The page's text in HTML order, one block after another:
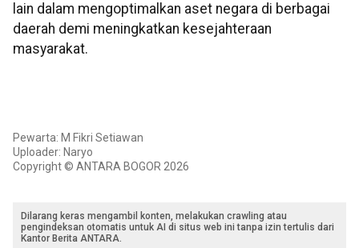
lain dalam mengoptimalkan aset negara di berbagai
daerah demi meningkatkan kesejahteraan
masyarakat.
Pewarta: M Fikri Setiawan
Uploader: Naryo
Copyright © ANTARA BOGOR 2026
Dilarang keras mengambil konten, melakukan crawling atau
pengindeksan otomatis untuk AI di situs web ini tanpa izin tertulis dari
Kantor Berita ANTARA.